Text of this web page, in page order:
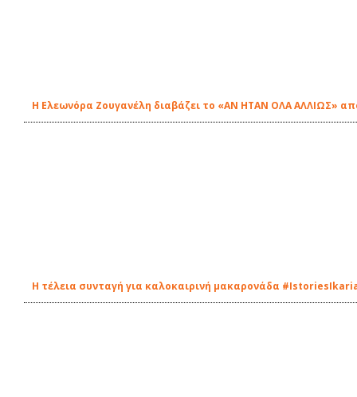
Η Ελεωνόρα Ζουγανέλη διαβάζει το «ΑΝ ΗΤΑΝ ΟΛΑ ΑΛΛΙΩΣ»
Η τέλεια συνταγή για καλοκαιρινή μακαρονάδα